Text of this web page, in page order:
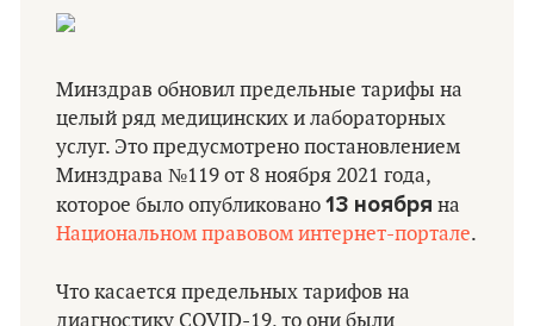
Минздрав обновил предельные тарифы на
целый ряд медицинских и лабораторных
услуг. Это предусмотрено постановлением
Минздрава №119 от 8 ноября 2021 года,
которое было опубликовано 13 ноября на
Национальном правовом интернет-портале.
Что касается предельных тарифов на
диагностику СOVID-19, то они были